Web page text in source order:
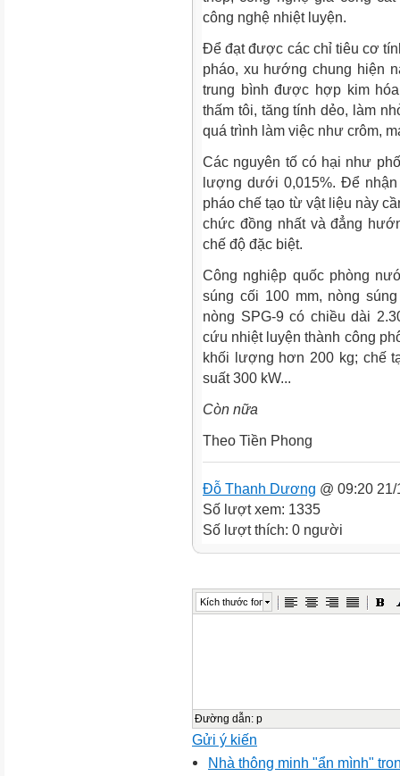
công nghệ nhiệt luyện.
Để đạt được các chỉ tiêu cơ
pháo, xu hướng chung hiện
trung bình được hợp kim
thấm tôi, tăng tính dẻo, làm
quá trình làm việc như crôm,
Các nguyên tố có hại như
lượng dưới 0,015%. Để
pháo chế tạo từ vật liệu này
chức đồng nhất và đẳng
chế độ đặc biệt.
Công nghiệp quốc phòng
súng cối 100 mm, nòng
nòng SPG-9 có chiều dài
cứu nhiệt luyện thành công
khối lượng hơn 200 kg; chế
suất 300 kW...
Còn nữa
Theo Tiền Phong
Đỗ Thanh Dương @ 09:20
Số lượt xem: 1335
Số lượt thích: 0 người
Kích thước font
Đường dẫn: p
Gửi ý kiến
Nhà thông minh "ẩn mình"